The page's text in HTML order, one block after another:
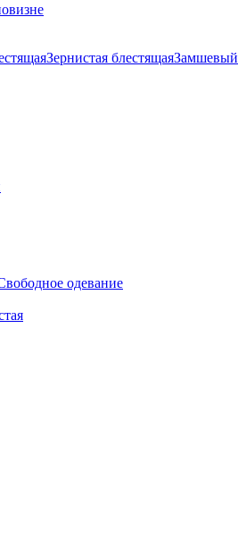
Зернистая блестящаяЗамшевый
одевание